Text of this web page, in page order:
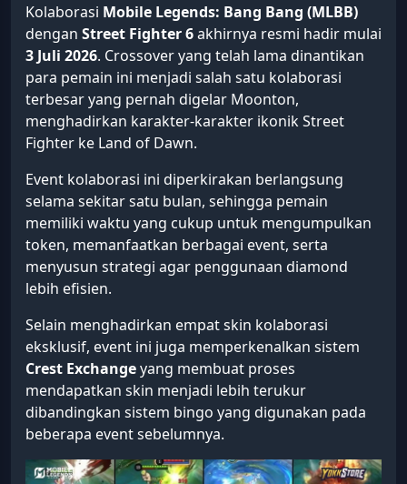
Kolaborasi Mobile Legends: Bang Bang (MLBB)
dengan Street Fighter 6akhirnya resmi hadir mulai
3 Juli 2026. Crossover yang telah lama dinantikan
para pemain ini menjadi salah satu kolaborasi
terbesar yang pernah digelar Moonton,
menghadirkan karakter-karakter ikonik Street
Fighter ke Land of Dawn.
Event kolaborasi ini diperkirakan berlangsung
selama sekitar satu bulan, sehingga pemain
memiliki waktu yang cukup untuk mengumpulkan
token, memanfaatkan berbagai event, serta
menyusun strategi agar penggunaan diamond
lebih efisien.
Selain menghadirkan empat skin kolaborasi
eksklusif, event ini juga memperkenalkan sistem
Crest Exchangeyang membuat proses
mendapatkan skin menjadi lebih terukur
dibandingkan sistem bingo yang digunakan pada
beberapa event sebelumnya.